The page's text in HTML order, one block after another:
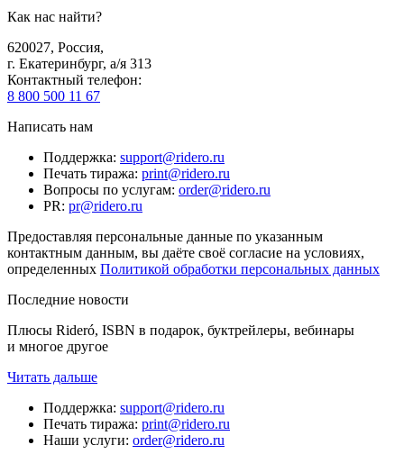
Как нас найти?
620027, Россия,
г. Екатеринбург, а/я 313
Контактный телефон:
8 800 500 11 67
Написать нам
Поддержка: support@ridero.ru
Печать тиража: print@ridero.ru
Вопросы по услугам: order@ridero.ru
PR: pr@ridero.ru
Предоставляя персональные данные по указанным
контактным данным, вы даёте своё согласие на условиях,
определенных Политикой обработки персональных данных
Последние новости
Плюсы Rideró, ISBN в подарок, буктрейлеры, вебинары
и многое другое
Читать дальше
Поддержка: support@ridero.ru
Печать тиража: print@ridero.ru
Наши услуги: order@ridero.ru